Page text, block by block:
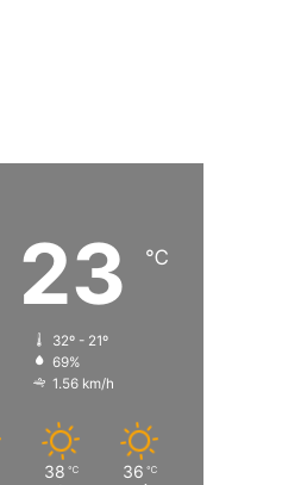
23 ℃
32º - 21º
69%
1.56 km/h
38 ℃ 36 ℃